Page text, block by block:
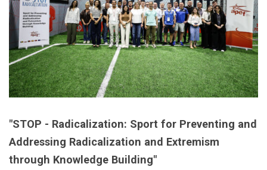
"STOP - Radicalization: Sport for Preventing and
Addressing Radicalization and Extremism
through Knowledge Building"